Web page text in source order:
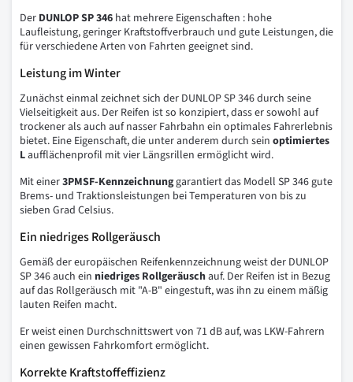
Der DUNLOP SP 346 hat mehrere Eigenschaften : hohe
Laufleistung, geringer Kraftstoffverbrauch und gute Leistungen, die
für verschiedene Arten von Fahrten geeignet sind.
Leistung im Winter
Zunächst einmal zeichnet sich der DUNLOP SP 346 durch seine
Vielseitigkeit aus. Der Reifen ist so konzipiert, dass er sowohl auf
trockener als auch auf nasser Fahrbahn ein optimales Fahrerlebnis
bietet. Eine Eigenschaft, die unter anderem durch sein optimiertes
Laufflächenprofil mit vier Längsrillen ermöglicht wird.
Mit einer3PMSF-Kennzeichnunggarantiert das Modell SP 346 gute
Brems- und Traktionsleistungen bei Temperaturen von bis zu
sieben Grad Celsius.
Ein niedriges Rollgeräusch
Gemäß der europäischen Reifenkennzeichnung weist der DUNLOP
SP 346 auch ein niedriges Rollgeräuschauf. Der Reifen ist in Bezug
auf das Rollgeräusch mit "A-B" eingestuft, was ihn zu einem mäßig
lauten Reifen macht.
Er weist einen Durchschnittswert von 71 dB auf, was LKW-Fahrern
einen gewissen Fahrkomfort ermöglicht.
Korrekte Kraftstoffeffizienz